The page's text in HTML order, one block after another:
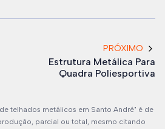
PRÓXIMO
Estrutura Metálica Para
Quadra Poliesportiva
telhados metálicos em Santo André" é de
parcial ou total, mesmo citando